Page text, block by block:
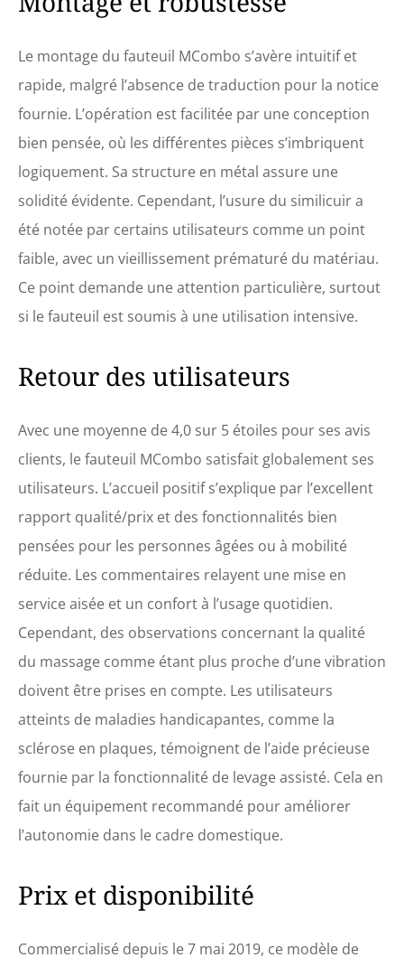
Le montage du fauteuil MCombo s’avère intuitif et
rapide, malgré l’absence de traduction pour la notice
fournie. L’opération est facilitée par une conception
bien pensée, où les différentes pièces s’imbriquent
logiquement. Sa structure en métal assure une
solidité évidente. Cependant, l’usure du similicuir a
été notée par certains utilisateurs comme un point
faible, avec un vieillissement prématuré du matériau.
Ce point demande une attention particulière, surtout
si le fauteuil est soumis à une utilisation intensive.
Retour des utilisateurs
Avec une moyenne de 4,0 sur 5 étoiles pour ses avis
clients, le fauteuil MCombo satisfait globalement ses
utilisateurs. L’accueil positif s’explique par l’excellent
rapport qualité/prix et des fonctionnalités bien
pensées pour les personnes âgées ou à mobilité
réduite. Les commentaires relayent une mise en
service aisée et un confort à l’usage quotidien.
Cependant, des observations concernant la qualité
du massage comme étant plus proche d’une vibration
doivent être prises en compte. Les utilisateurs
atteints de maladies handicapantes, comme la
sclérose en plaques, témoignent de l’aide précieuse
fournie par la fonctionnalité de levage assisté. Cela en
fait un équipement recommandé pour améliorer
l’autonomie dans le cadre domestique.
Prix et disponibilité
Commercialisé depuis le 7 mai 2019, ce modèle de